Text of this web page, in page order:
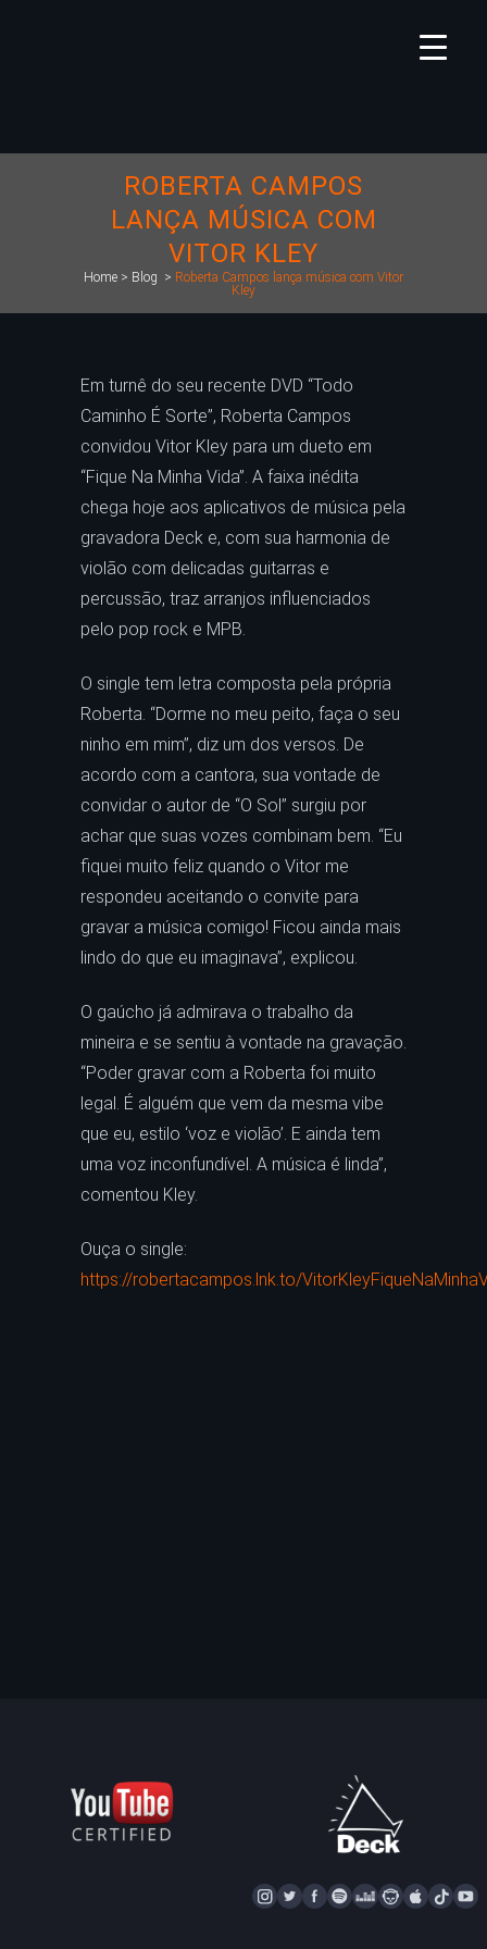
ROBERTA CAMPOS
LANÇA MÚSICA COM
VITOR KLEY
Home > Blog > Roberta Campos lança música com Vitor
Kley
Em turnê do seu recente DVD “Todo
Caminho É Sorte”, Roberta Campos
convidou Vitor Kley para um dueto em
“Fique Na Minha Vida”. A faixa inédita
chega hoje aos aplicativos de música pela
gravadora Deck e, com sua harmonia de
violão com delicadas guitarras e
percussão, traz arranjos influenciados
pelo pop rock e MPB.
O single tem letra composta pela própria
Roberta. “Dorme no meu peito, faça o seu
ninho em mim”, diz um dos versos. De
acordo com a cantora, sua vontade de
convidar o autor de “O Sol” surgiu por
achar que suas vozes combinam bem. “Eu
fiquei muito feliz quando o Vitor me
respondeu aceitando o convite para
gravar a música comigo! Ficou ainda mais
lindo do que eu imaginava”, explicou.
O gaúcho já admirava o trabalho da
mineira e se sentiu à vontade na gravação.
“Poder gravar com a Roberta foi muito
legal. É alguém que vem da mesma vibe
que eu, estilo ‘voz e violão’. E ainda tem
uma voz inconfundível. A música é linda”,
comentou Kley.
Ouça o single:
https://robertacampos.lnk.to/
I
N
T
W
F
A
S
P
D
E
N
A
A
P
T